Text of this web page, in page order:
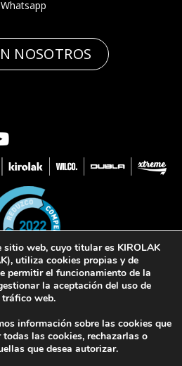
NOSOTROS
de privacidad Política de cookies
sitio web, cuyo titular es KIROLAK
utiliza cookies propias y de
permitir el funcionamiento de la
la aceptación del uso de
web.
información sobre las cookies que
las cookies, rechazarlas o
que desea autorizar.